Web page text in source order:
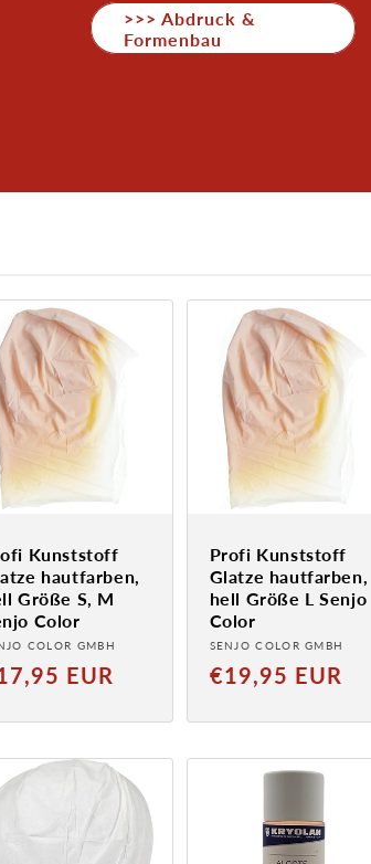
e
:
>>> Abdruck &
Formenbau
Kunststoff
hautfarben,
Größe S, M
Color
COLOR GMBH
EUR
Profi Kunststoff
Glatze hautfarben,
hell Größe L Senjo
Color
Anbieter:
SENJO COLOR GMBH
Normaler
€19,95 EUR